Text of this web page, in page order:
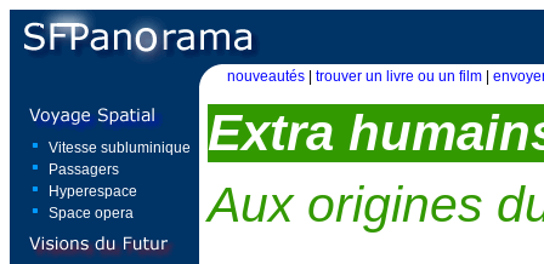
nouveautés trouver un livre ou un film
Vitesse subluminique
Passagers
Hyperespace
Space opera
Extra
Aux origines